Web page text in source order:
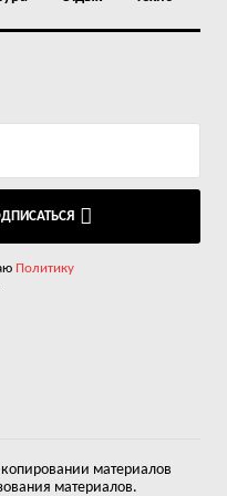
Политику
материалов
материалов.